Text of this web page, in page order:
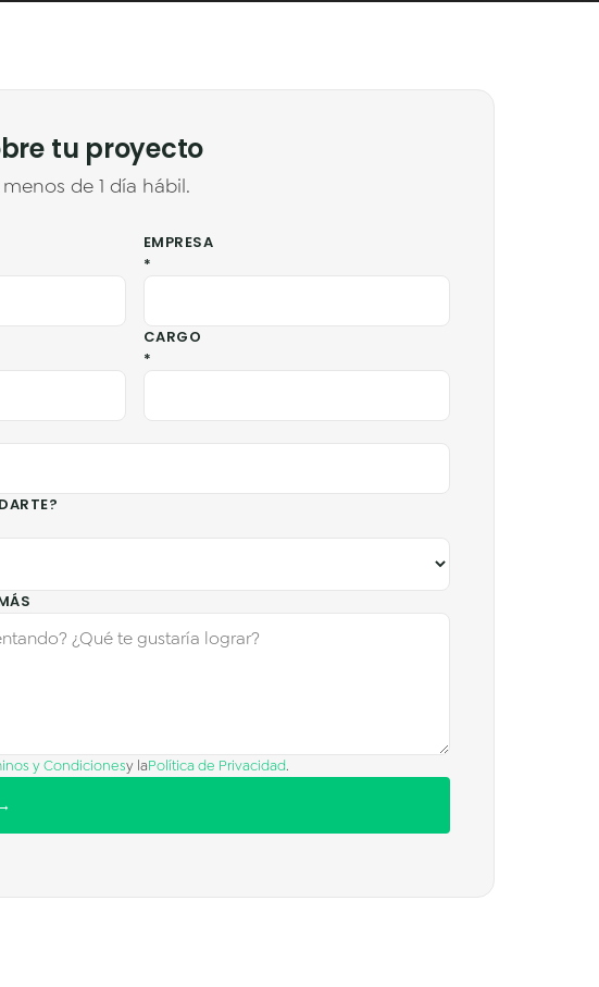
tu proyecto
de 1 día hábil.
EMPRESA
*
CARGO
*
y Condicionesy laPolítica de Privacidad.